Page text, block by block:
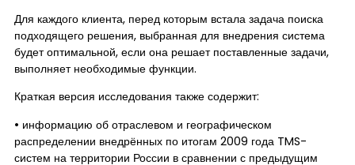
Для каждого клиента, перед которым встала задача поиска
подходящего решения, выбранная для внедрения система
будет оптимальной, если она решает поставленные задачи,
выполняет необходимые функции.
Краткая версия исследования также содержит:
• информацию об отраслевом и географическом
распределении внедрённых по итогам 2009 года TMS-
систем на территории России в сравнении с предыдущим